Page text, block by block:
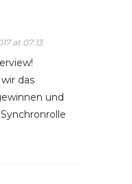
at 07:13
das
und